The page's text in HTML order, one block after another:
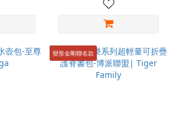
變形金剛聯名款